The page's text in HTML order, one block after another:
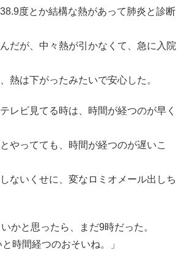
度とか結構な熱があって肺炎と診断
だが、中々熱が引かなくて、急に入院
熱は下がったみたいで安心した。
レビ見てる時は、時間が経つのが早く
やってても、時間が経つのが遅いこ
ないくせに、変なロミオメール出しち
かと思ったら、まだ9時だった。
時間経つのおそいね。」